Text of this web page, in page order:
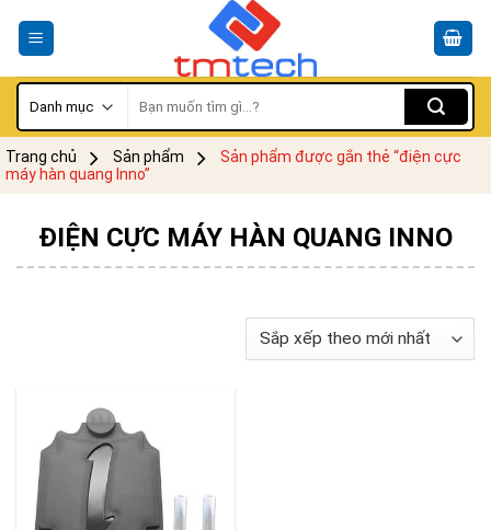
kiếm:
Trang chủ Sản phẩm
Sản phẩm được gắn thẻ “điện cực
máy hàn quang Inno”
ĐIỆN CỰC MÁY HÀN QUANG INNO